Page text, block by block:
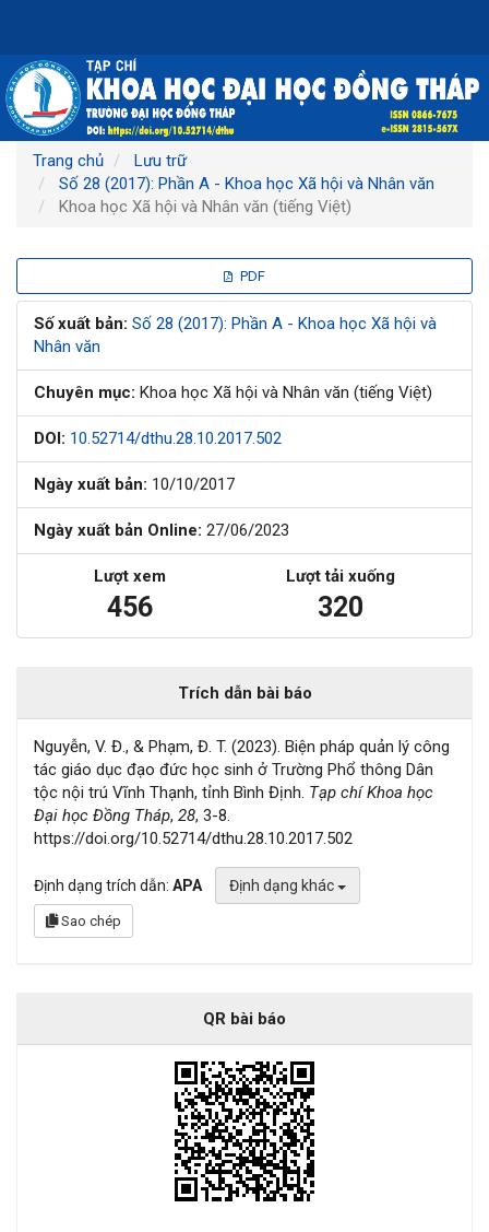
chính
Nội
dung
chính
Thanh
bên
Trang chủ
Lưu trữ
Số 28 (2017): Phần A - Khoa học Xã hội và Nhân văn
Khoa học Xã hội và Nhân văn (tiếng Việt)
bên
bài
viết
PDF
Số xuất bản: Số 28 (2017): Phần A - Khoa học Xã hội và
Nhân văn
Chuyên mục: Khoa học Xã hội và Nhân văn (tiếng Việt)
DOI: 10.52714/dthu.28.10.2017.502
Ngày xuất bản: 10/10/2017
Ngày xuất bản Online: 27/06/2023
Lượt xem
456
Lượt tải xuống
320
Trích dẫn bài báo
Nguyễn, V. Đ., & Phạm, Đ. T. (2023). Biện pháp quản lý công
tác giáo dục đạo đức học sinh ở Trường Phổ thông Dân
tộc nội trú Vĩnh Thạnh, tỉnh Bình Định. Tạp chí Khoa học
Đại học Đồng Tháp, 28, 3-8.
https://doi.org/10.52714/dthu.28.10.2017.502
Định dạng trích dẫn: APA Định dạng khác
Sao chép
QR bài báo